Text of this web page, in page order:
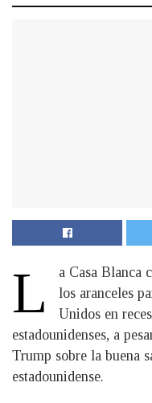
L
a Casa Blanca
los aranceles
Unidos en
estadounidenses, a
Trump sobre la buena
estadounidense.